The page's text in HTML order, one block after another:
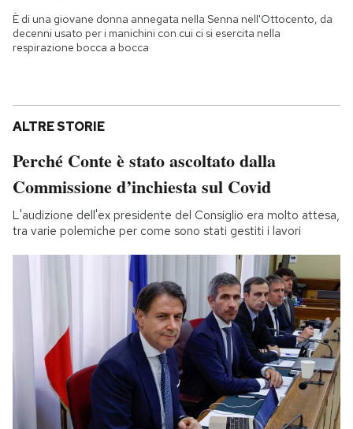
È di una giovane donna annegata nella Senna nell'Ottocento, da
decenni usato per i manichini con cui ci si esercita nella
respirazione bocca a bocca
ALTRE STORIE
Perché Conte è stato ascoltato dalla
Commissione d’inchiesta sul Covid
L'audizione dell'ex presidente del Consiglio era molto attesa,
tra varie polemiche per come sono stati gestiti i lavori